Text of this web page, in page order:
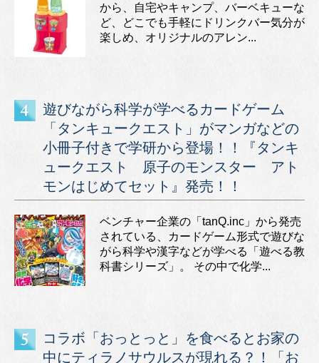
から、自宅やキャンプ、バーベキューな
ど、どこでも手軽にドリンクバー気分が
楽しめ、オリジナルのアレン...
遊びながら科学が学べるカードゲーム
「タンキュークエスト」がマンガなどの
小冊子付きで学研から登場！！『タンキ
ュークエスト 原子のモンスター アト
モンはじめてセット』発売！！
ベンチャー企業の「tanQ.inc」から発売
されている、カードゲーム形式で遊びな
がら科学や漢字などが学べる「遊べる教
科書シリーズ」。 その中で化学...
コラボ「おっとっと」を食べるとお家の
中にティラノサウルスが現れる？！「お